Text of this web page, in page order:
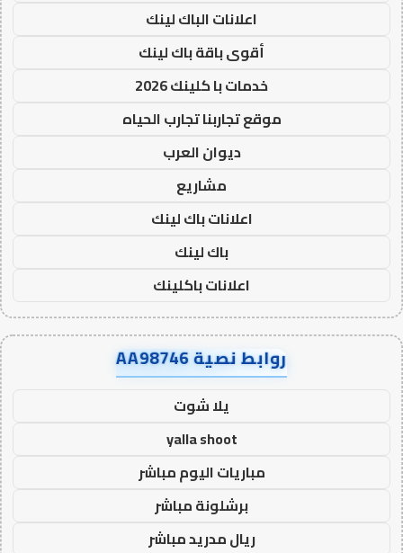
اعلانات الباك لينك
أقوى باقة باك لينك
خدمات با كلينك 2026
موقع تجاربنا تجارب الحياه
ديوان العرب
مشاريع
اعلانات باك لينك
باك لينك
اعلانات باكلينك
روابط نصية AA98746
يلا شوت
yalla shoot
مباريات اليوم مباشر
برشلونة مباشر
ريال مدريد مباشر